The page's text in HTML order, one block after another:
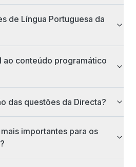
de Língua Portuguesa da
ao conteúdo programático
das questões da Directa?
importantes para os